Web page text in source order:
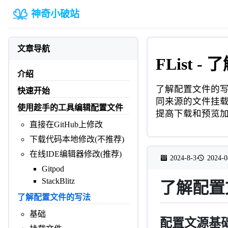
神奇小破站
文章导航
介绍
快速开始
使用趁手的工具编辑配置文件
直接在GitHub上修改
下载代码本地修改(不推荐)
在线IDE编辑器修改(推荐)
Gitpod
StackBlitz
了解配置文件的写法
基础
FList - 了
了解配置文件的
同来源的文件挂
提高下载和预览
2024-8-3 2024-
了解配
配置文源基